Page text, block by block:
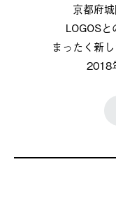
京都府
LOGOSと
まったく新
2018